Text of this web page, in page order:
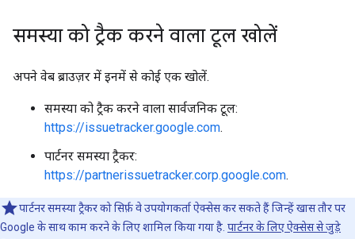
समस्या को ट्रैक करने वाला टूल खोलें
अपने वेब ब्राउज़र में इनमें से कोई एक खोलें.
समस्या को ट्रैक करने वाला सार्वजनिक टूल:
https://issuetracker.google.com.
पार्टनर समस्या ट्रैकर:
https://partnerissuetracker.corp.google.com.
पार्टनर समस्या ट्रैकर को सिर्फ़ वे उपयोगकर्ता ऐक्सेस कर सकते हैं जिन्हें खास तौर पर
Google के साथ काम करने के लिए शामिल किया गया है. पार्टनर के लिए ऐक्सेस से जुड़े